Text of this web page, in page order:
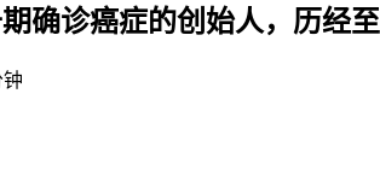
诊癌症的创始人，历经